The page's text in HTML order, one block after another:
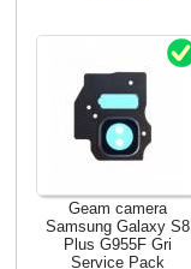
Geam camera
Samsung Galaxy S8
Plus G955F Gri
Service Pack